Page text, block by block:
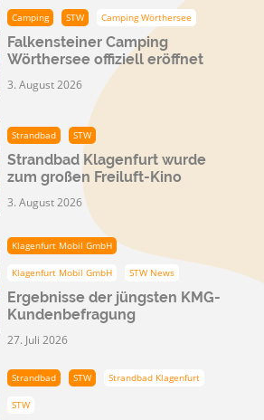
Camping STW Camping Wörthersee
Falkensteiner Camping
Wörthersee offiziell eröffnet
3. August 2026
Strandbad STW
Strandbad Klagenfurt wurde
zum großen Freiluft-Kino
3. August 2026
Klagenfurt Mobil GmbH
Klagenfurt Mobil GmbH STW News
Ergebnisse der jüngsten KMG-
Kundenbefragung
27. Juli 2026
Strandbad STW Strandbad Klagenfurt
STW